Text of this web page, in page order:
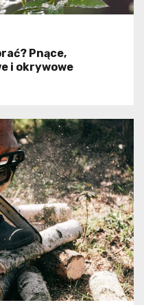
Pnące,
i okrywowe